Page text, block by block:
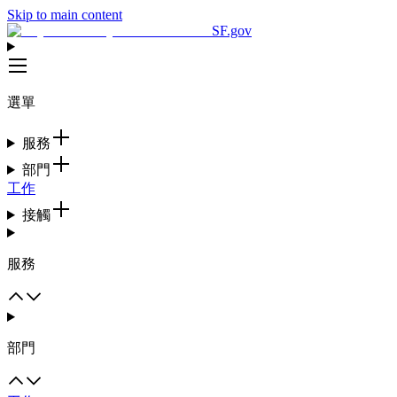
Skip to main content
SF.gov
選單
服務
部門
工作
接觸
服務
部門